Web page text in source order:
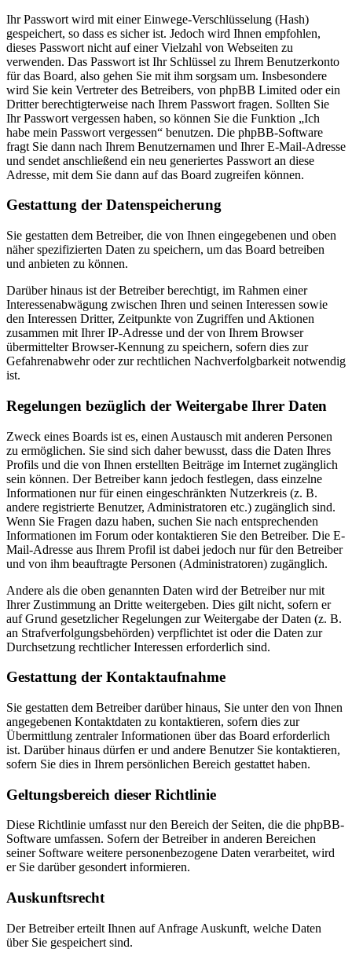
Ihr Passwort wird mit einer Einwege-Verschlüsselung (Hash)
gespeichert, so dass es sicher ist. Jedoch wird Ihnen empfohlen,
dieses Passwort nicht auf einer Vielzahl von Webseiten zu
verwenden. Das Passwort ist Ihr Schlüssel zu Ihrem Benutzerkonto
für das Board, also gehen Sie mit ihm sorgsam um. Insbesondere
wird Sie kein Vertreter des Betreibers, von phpBB Limited oder ein
Dritter berechtigterweise nach Ihrem Passwort fragen. Sollten Sie
Ihr Passwort vergessen haben, so können Sie die Funktion „Ich
habe mein Passwort vergessen“ benutzen. Die phpBB-Software
fragt Sie dann nach Ihrem Benutzernamen und Ihrer E-Mail-Adresse
und sendet anschließend ein neu generiertes Passwort an diese
Adresse, mit dem Sie dann auf das Board zugreifen können.
Gestattung der Datenspeicherung
Sie gestatten dem Betreiber, die von Ihnen eingegebenen und oben
näher spezifizierten Daten zu speichern, um das Board betreiben
und anbieten zu können.
Darüber hinaus ist der Betreiber berechtigt, im Rahmen einer
Interessenabwägung zwischen Ihren und seinen Interessen sowie
den Interessen Dritter, Zeitpunkte von Zugriffen und Aktionen
zusammen mit Ihrer IP-Adresse und der von Ihrem Browser
übermittelter Browser-Kennung zu speichern, sofern dies zur
Gefahrenabwehr oder zur rechtlichen Nachverfolgbarkeit notwendig
ist.
Regelungen bezüglich der Weitergabe Ihrer Daten
Zweck eines Boards ist es, einen Austausch mit anderen Personen
zu ermöglichen. Sie sind sich daher bewusst, dass die Daten Ihres
Profils und die von Ihnen erstellten Beiträge im Internet zugänglich
sein können. Der Betreiber kann jedoch festlegen, dass einzelne
Informationen nur für einen eingeschränkten Nutzerkreis (z. B.
andere registrierte Benutzer, Administratoren etc.) zugänglich sind.
Wenn Sie Fragen dazu haben, suchen Sie nach entsprechenden
Informationen im Forum oder kontaktieren Sie den Betreiber. Die E-
Mail-Adresse aus Ihrem Profil ist dabei jedoch nur für den Betreiber
und von ihm beauftragte Personen (Administratoren) zugänglich.
Andere als die oben genannten Daten wird der Betreiber nur mit
Ihrer Zustimmung an Dritte weitergeben. Dies gilt nicht, sofern er
auf Grund gesetzlicher Regelungen zur Weitergabe der Daten (z. B.
an Strafverfolgungsbehörden) verpflichtet ist oder die Daten zur
Durchsetzung rechtlicher Interessen erforderlich sind.
Gestattung der Kontaktaufnahme
Sie gestatten dem Betreiber darüber hinaus, Sie unter den von Ihnen
angegebenen Kontaktdaten zu kontaktieren, sofern dies zur
Übermittlung zentraler Informationen über das Board erforderlich
ist. Darüber hinaus dürfen er und andere Benutzer Sie kontaktieren,
sofern Sie dies in Ihrem persönlichen Bereich gestattet haben.
Geltungsbereich dieser Richtlinie
Diese Richtlinie umfasst nur den Bereich der Seiten, die die phpBB-
Software umfassen. Sofern der Betreiber in anderen Bereichen
seiner Software weitere personenbezogene Daten verarbeitet, wird
er Sie darüber gesondert informieren.
Auskunftsrecht
Der Betreiber erteilt Ihnen auf Anfrage Auskunft, welche Daten
über Sie gespeichert sind.